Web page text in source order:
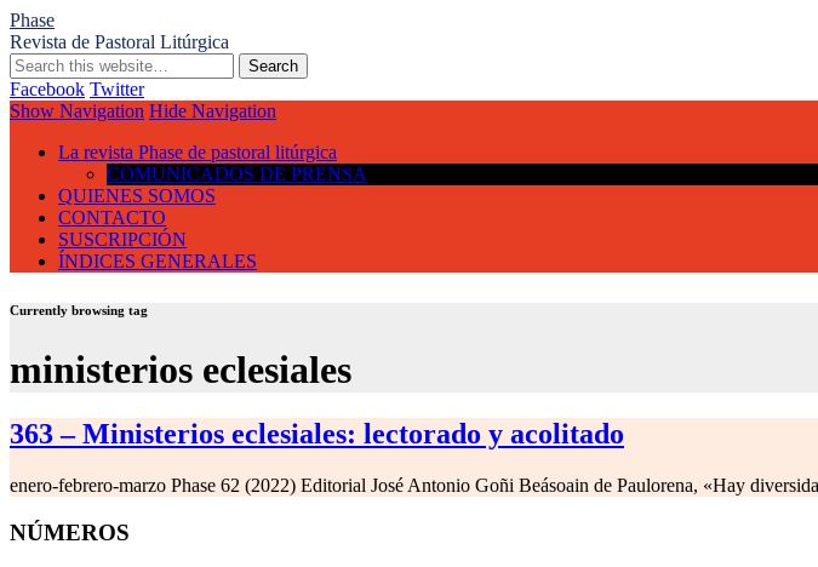
Phase
Revista de Pastoral Litúrgica
Facebook Twitter
Show Navigation Hide Navigation
La revista Phase de pastoral litúrgica
COMUNICADOS DE PRENSA
QUIENES SOMOS
CONTACTO
SUSCRIPCIÓN
ÍNDICES GENERALES
Currently browsing tag
ministerios eclesiales
363 – Ministerios eclesiales: lectorado y acolitado
enero-febrero-marzo Phase 62 (2022) Editorial José Antonio Goñi Beásoain de Paulorena, «Hay
NÚMEROS